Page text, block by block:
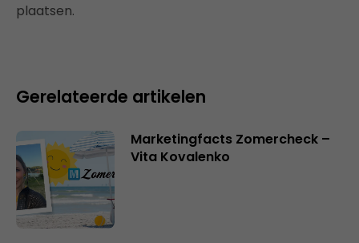
plaatsen.
Gerelateerde artikelen
Marketingfacts Zomercheck –
Vita Kovalenko